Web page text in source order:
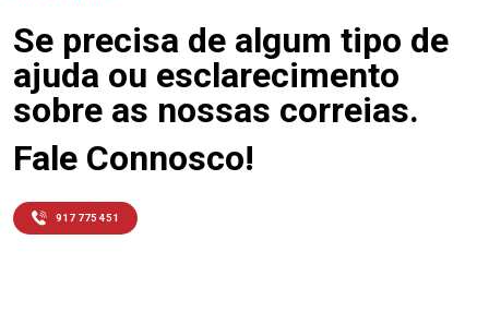
Se precisa de algum tipo de
ajuda ou esclarecimento
sobre as nossas correias.
Fale Connosco!
917 775 451